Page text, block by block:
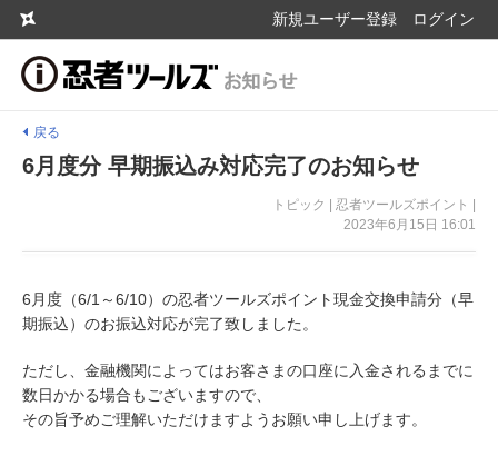
新規ユーザー登録 ログイン
戻る
6月度分 早期振込み対応完了のお知らせ
トピック | 忍者ツールズポイント |
2023年6月15日 16:01
6月度（6/1～6/10）の忍者ツールズポイント現金交換申請分（早
期振込）のお振込対応が完了致しました。
ただし、金融機関によってはお客さまの口座に入金されるまでに
数日かかる場合もございますので、
その旨予めご理解いただけますようお願い申し上げます。